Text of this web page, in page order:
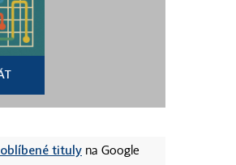
oblíbené tituly na Google